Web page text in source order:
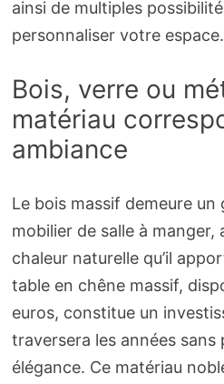
ainsi de multiples
personnaliser votre espace.
Bois, verre ou
matériau
ambiance
Le bois massif demeure un
mobilier de salle à manger,
chaleur naturelle qu’il
table en chêne massif,
euros, constitue un
traversera les années sans
élégance. Ce matériau